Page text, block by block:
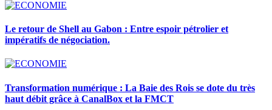
Le retour de Shell au Gabon : Entre espoir pétrolier et
impératifs de négociation.
Transformation numérique : La Baie des Rois se dote du très
haut débit grâce à CanalBox et la FMCT